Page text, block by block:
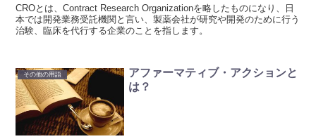
CROとは、Contract Research Organizationを略したものになり、日
本では開発業務受託機関と言い、製薬会社が研究や開発のために行う
治験、臨床を代行する企業のことを指します。
その他の用語
アファーマティブ・アクションと
は？